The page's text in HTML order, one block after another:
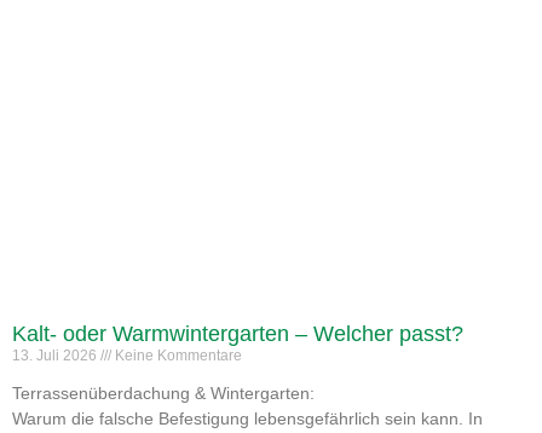
Kalt- oder Warmwintergarten – Welcher passt?
13. Juli 2026 Keine Kommentare
Terrassenüberdachung & Wintergarten:
Warum die falsche Befestigung lebensgefährlich sein kann. In